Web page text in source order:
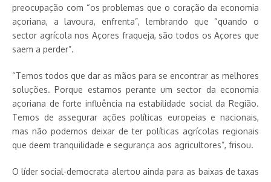
preocupação com “os problemas que o coração da economia
açoriana, a lavoura, enfrenta”, lembrando que “quando o
sector agrícola nos Açores fraqueja, são todos os Açores que
saem a perder”.
“Temos todos que dar as mãos para se encontrar as melhores
soluções. Porque estamos perante um sector da economia
açoriana de forte influência na estabilidade social da Região.
Temos de assegurar ações políticas europeias e nacionais,
mas não podemos deixar de ter políticas agrícolas regionais
que deem tranquilidade e segurança aos agricultores”, frisou.
O líder social-democrata alertou ainda para as baixas de taxas